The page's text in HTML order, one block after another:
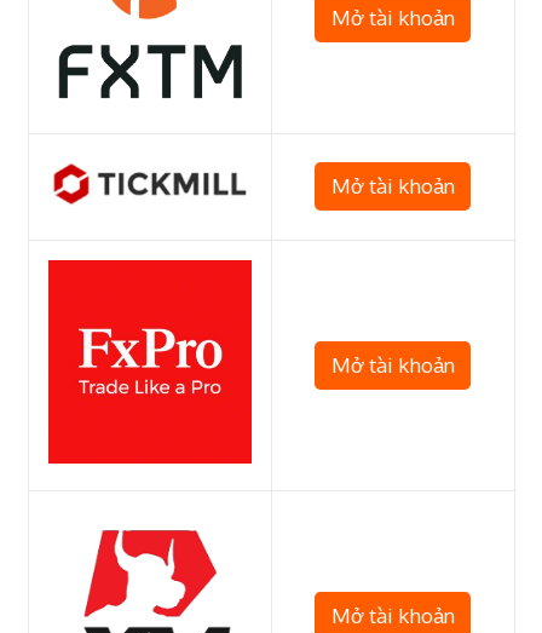
Mở tài khoản
Mở tài khoản
Mở tài khoản
Mở tài khoản